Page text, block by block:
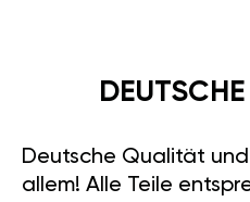
Deutsche Qualität
allem! Alle Teile